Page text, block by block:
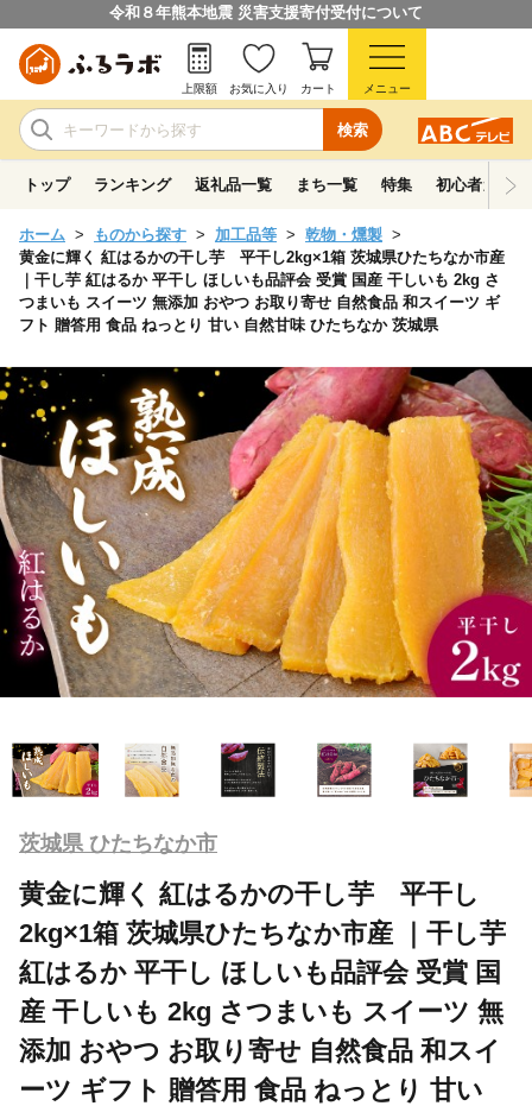
令和８年熊本地震 災害支援寄付受付について
検索
上限額 お気に入り カート メニュー
トップ ランキング 返礼品一覧 まち一覧 特集 初心者ガイド
ホーム ものから探す 加工品等
乾物・燻製
黄金に輝く 紅はるかの干し芋 平干し2kg×1箱 茨城県ひたちなか市産
｜干し芋 紅はるか 平干し ほしいも品評会 受賞 国産 干しいも 2kg さ
つまいも スイーツ 無添加 おやつ お取り寄せ 自然食品 和スイーツ ギ
フト 贈答用 食品 ねっとり 甘い 自然甘味 ひたちなか 茨城県
茨城県 ひたちなか市
黄金に輝く 紅はるかの干し芋 平干し
2kg×1箱 茨城県ひたちなか市産 ｜干し芋
紅はるか 平干し ほしいも品評会 受賞 国
産 干しいも 2kg さつまいも スイーツ 無
添加 おやつ お取り寄せ 自然食品 和スイ
ーツ ギフト 贈答用 食品 ねっとり 甘い